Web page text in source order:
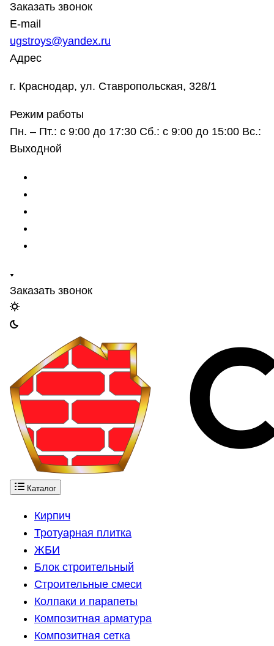
Заказать звонок
E-mail
ugstroys@yandex.ru
Адрес
г. Краснодар, ул. Ставропольская, 328/1
Режим работы
Пн. – Пт.: с 9:00 до 17:30 Сб.: с 9:00 до 15:00 Вс.:
Выходной
Заказать звонок
Каталог
Кирпич
Тротуарная плитка
ЖБИ
Блок строительный
Строительные смеси
Колпаки и парапеты
Композитная арматура
Композитная сетка